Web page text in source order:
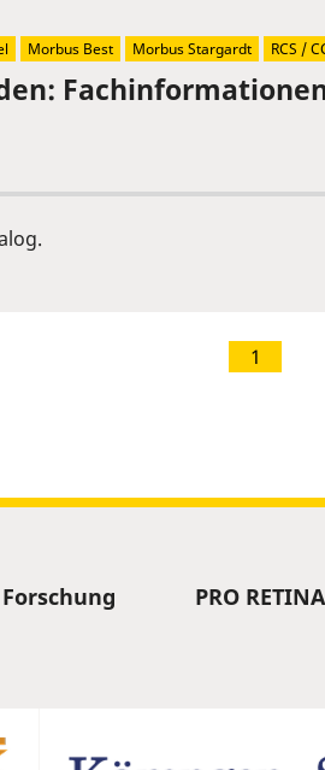
Morbus Best Morbus Stargardt RCS /
1
Forschung PRO RETINA